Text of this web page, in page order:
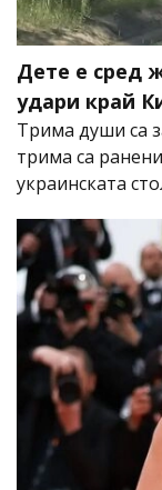
Дете е сред
удари край
Трима души са
трима са
украинската